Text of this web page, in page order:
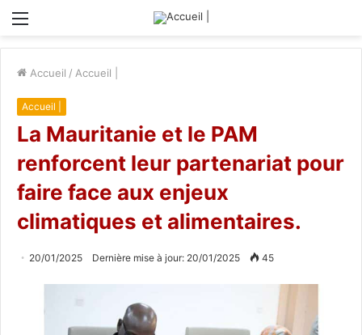
Menu
Accueil / Accueil |
Accueil |
La Mauritanie et le PAM
renforcent leur partenariat pour
faire face aux enjeux
climatiques et alimentaires.
20/01/2025 Dernière mise à jour: 20/01/2025 45